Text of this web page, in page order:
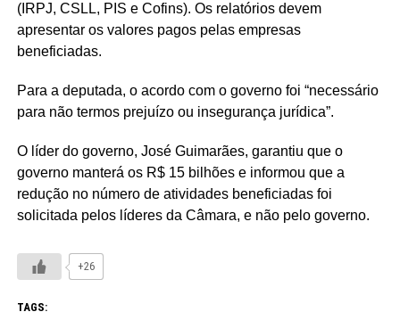
(IRPJ, CSLL, PIS e Cofins). Os relatórios devem
apresentar os valores pagos pelas empresas
beneficiadas.
Para a deputada, o acordo com o governo foi “necessário
para não termos prejuízo ou insegurança jurídica”.
O líder do governo, José Guimarães, garantiu que o
governo manterá os R$ 15 bilhões e informou que a
redução no número de atividades beneficiadas foi
solicitada pelos líderes da Câmara, e não pelo governo.
+26
TAGS: